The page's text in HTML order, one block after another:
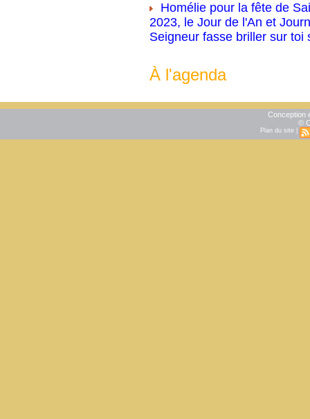
Homélie pour la fête de
2023, le Jour de l'An et
Seigneur fasse briller sur toi
À l'agenda
Conception
©
Plan du site